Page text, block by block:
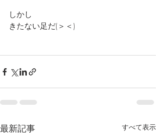
しかし
きたない足だ(＞＜)
最新記事 すべて表示